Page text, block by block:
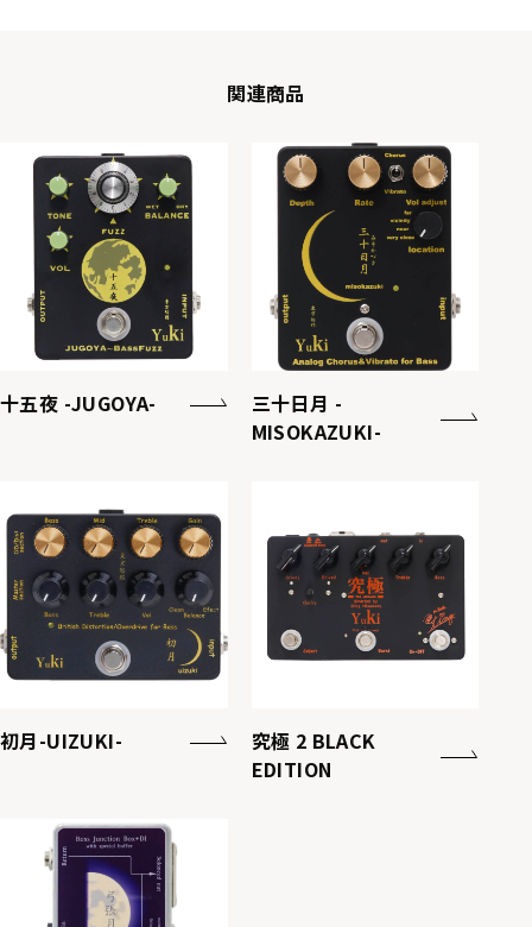
関連商品
十五夜 -JUGOYA-
三十日月 -
MISOKAZUKI-
初月-UIZUKI-
究極 2 BLACK
EDITION